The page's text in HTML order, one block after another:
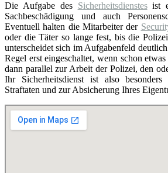
Die Aufgabe des Sicherheitsdienstesist
Sachbeschädigung und auch
Eventuell halten die Mitarbeiter der
oder die Täter so lange fest, bis die
unterscheidet sich im Aufgabenfeld
Regel erst eingeschaltet, wenn schon
dann parallel zur Arbeit der Polizei, den
Ihr Sicherheitsdienst ist also
Straftaten und zur Absicherung Ihres